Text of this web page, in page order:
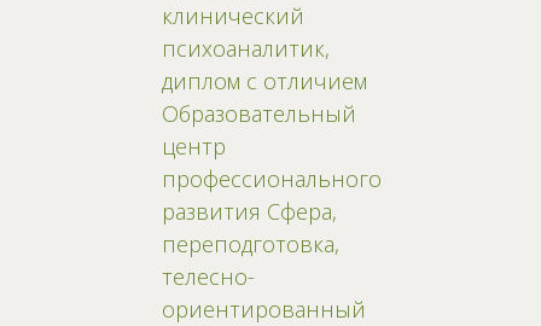
клинический
психоаналитик,
диплом с отличием
Образовательный
центр
профессионального
развития Сфера,
переподготовка,
телесно-
ориентированный